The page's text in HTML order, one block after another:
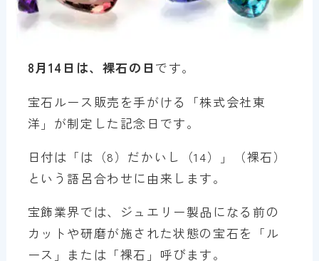
8月14日は、裸石の日 です。
宝石ルース販売を手がける「株式会社東
洋」が制定した記念日です。
日付は「は（8）だかいし（14）」（裸石）
という語呂合わせに由来します。
宝飾業界では、ジュエリー製品になる前の
カットや研磨が施された状態の宝石を「ル
ース」または「裸石」呼びます。